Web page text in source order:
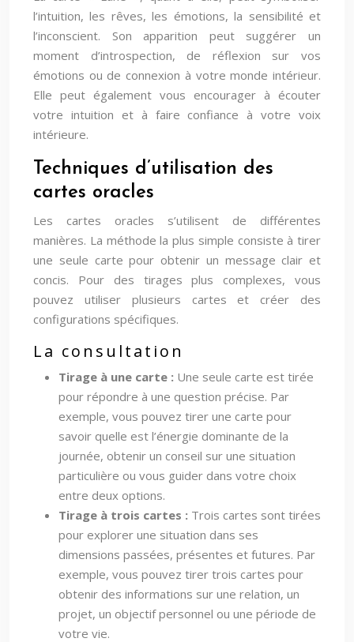
l’intuition, les rêves, les émotions, la sensibilité et
l’inconscient. Son apparition peut suggérer un
moment d’introspection, de réflexion sur vos
émotions ou de connexion à votre monde intérieur.
Elle peut également vous encourager à écouter
votre intuition et à faire confiance à votre voix
intérieure.
Techniques d’utilisation des
cartes oracles
Les cartes oracles s’utilisent de différentes
manières. La méthode la plus simple consiste à tirer
une seule carte pour obtenir un message clair et
concis. Pour des tirages plus complexes, vous
pouvez utiliser plusieurs cartes et créer des
configurations spécifiques.
La consultation
Tirage à une carte : Une seule carte est tirée
pour répondre à une question précise. Par
exemple, vous pouvez tirer une carte pour
savoir quelle est l’énergie dominante de la
journée, obtenir un conseil sur une situation
particulière ou vous guider dans votre choix
entre deux options.
Tirage à trois cartes : Trois cartes sont tirées
pour explorer une situation dans ses
dimensions passées, présentes et futures. Par
exemple, vous pouvez tirer trois cartes pour
obtenir des informations sur une relation, un
projet, un objectif personnel ou une période de
votre vie.